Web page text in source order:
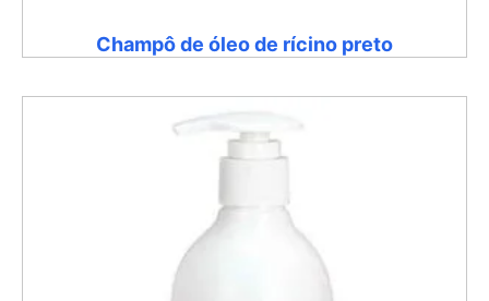
Champô de óleo de rícino preto